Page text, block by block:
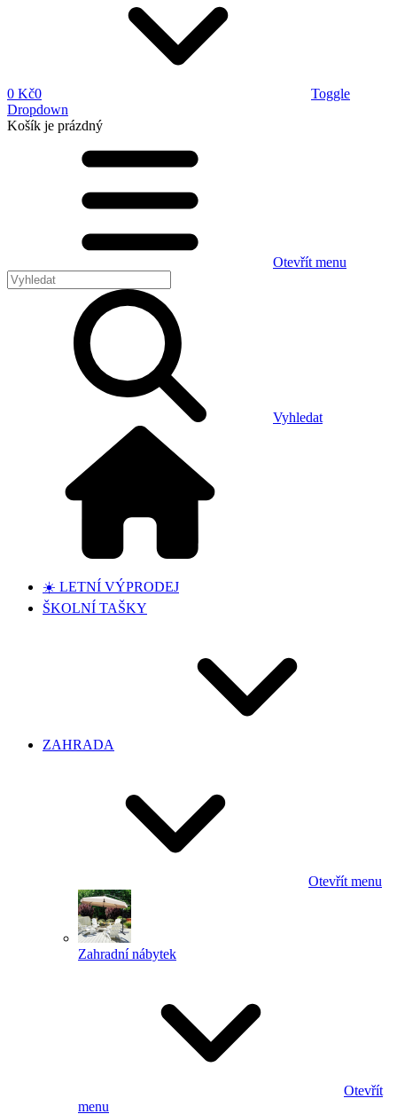
0 Kč0
Toggle
Dropdown
Košík je prázdný
Otevřít menu
Vyhledat
☀️ LETNÍ VÝPRODEJ
ŠKOLNÍ TAŠKY
ZAHRADA
Otevřít menu
Zahradní nábytek
Otevřít
menu